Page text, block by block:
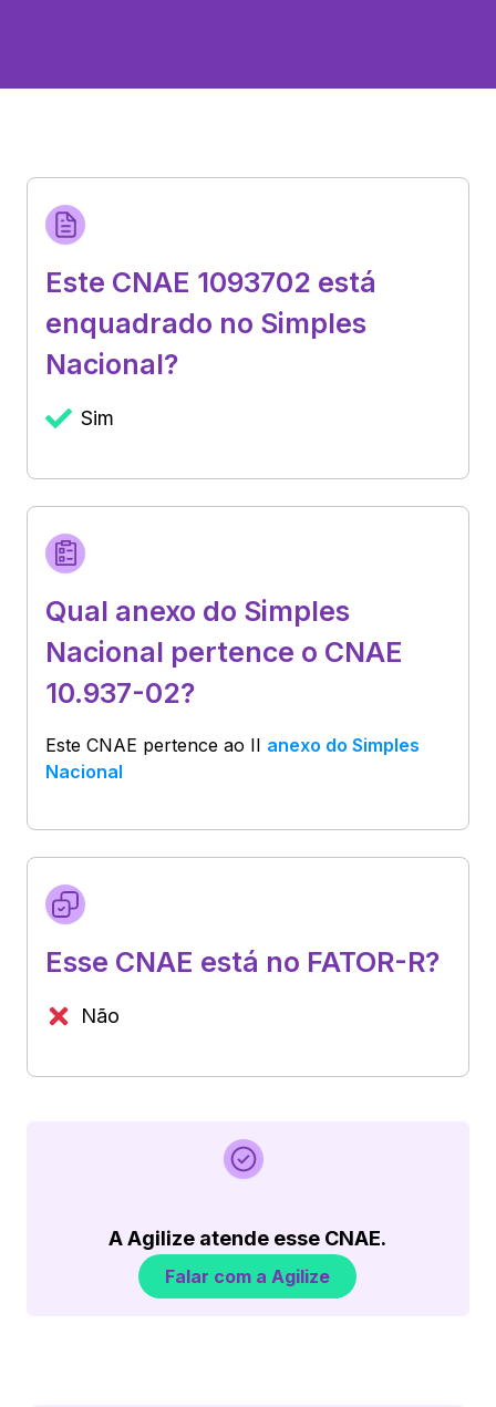
Este CNAE 1093702 está
enquadrado no Simples
Nacional?
Sim
Qual anexo do Simples
Nacional pertence o CNAE
10.937-02?
Este CNAE pertence ao II anexo do Simples
Nacional
Esse CNAE está no FATOR-R?
Não
A Agilize atende esse CNAE.
Falar com a Agilize